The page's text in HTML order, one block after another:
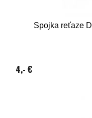
Spojka reťaze
4,- €